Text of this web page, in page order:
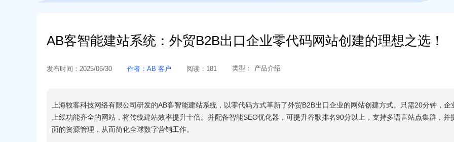
AB客智能建站系统：外贸B2B出口企业零代码网站创建的理想之选！
发布时间： 2025/06/30 作者： AB 客户 阅读： 181 类型： 产品介绍
上海牧客科技网络有限公司研发的AB客智能建站系统，以零代码方式革新了外贸B2B出口企业的网站创建方式。只需20分钟，企
上线功能齐全的网站，将传统建站效率提升十倍。并配备智能SEO优化器，可提升谷歌排名90分以上，支持多语言站点集群，并
面的资源管理，从而简化全球数字营销工作。